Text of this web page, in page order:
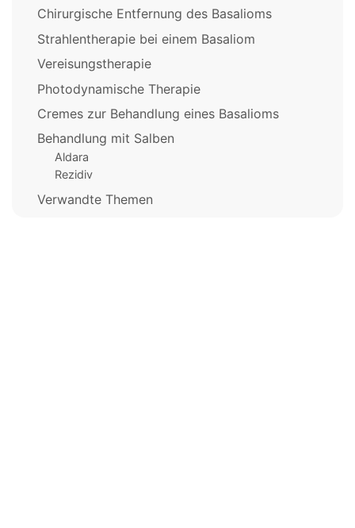
Chirurgische Entfernung des Basalioms
Strahlentherapie bei einem Basaliom
Vereisungstherapie
Photodynamische Therapie
Cremes zur Behandlung eines Basalioms
Behandlung mit Salben
Aldara
Rezidiv
Verwandte Themen